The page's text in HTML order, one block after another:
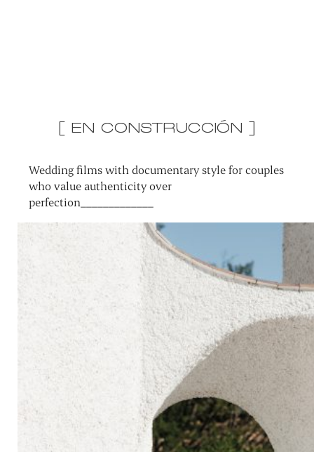
[ EN CONSTRUCCIÓN ]
Wedding films with documentary style for couples
who value authenticity over
perfection_____________